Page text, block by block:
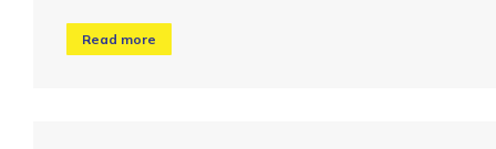
Read more